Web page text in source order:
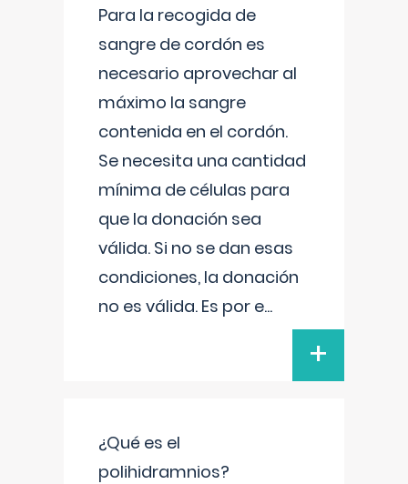
Para la recogida de
sangre de cordón es
necesario aprovechar al
máximo la sangre
contenida en el cordón.
Se necesita una cantidad
mínima de células para
que la donación sea
válida. Si no se dan esas
condiciones, la donación
no es válida. Es por e...
+
¿Qué es el
polihidramnios?